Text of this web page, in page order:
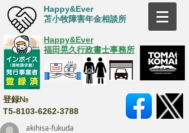
Happy&Ever
苫小牧障害年金相談所
Happy&Ever
福田晃久行政書士事務所
登録№
T5-8103-6262-3788
akihisa-fukuda